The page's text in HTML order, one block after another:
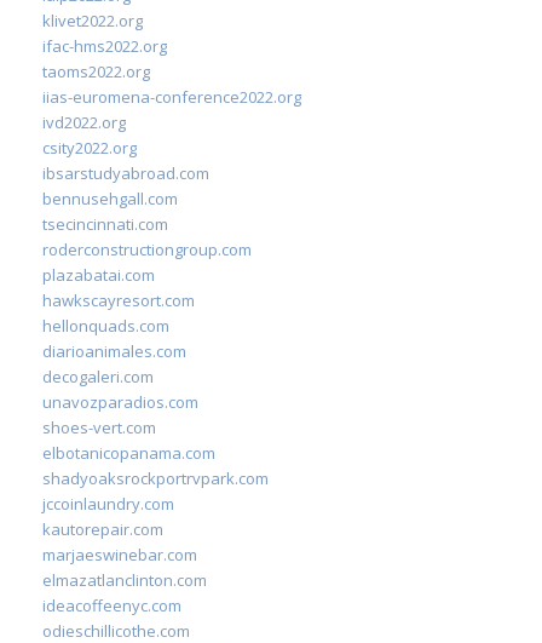
klivet2022.org
ifac-hms2022.org
taoms2022.org
iias-euromena-conference2022.org
ivd2022.org
csity2022.org
ibsarstudyabroad.com
bennusehgall.com
tsecincinnati.com
roderconstructiongroup.com
plazabatai.com
hawkscayresort.com
hellonquads.com
diarioanimales.com
decogaleri.com
unavozparadios.com
shoes-vert.com
elbotanicopanama.com
shadyoaksrockportrvpark.com
jccoinlaundry.com
kautorepair.com
marjaeswinebar.com
elmazatlanclinton.com
ideacoffeenyc.com
odieschillicothe.com